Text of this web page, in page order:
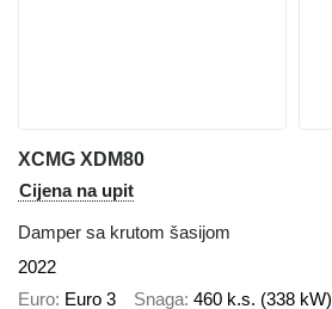
XCMG XDM80
Cijena na upit
Damper sa krutom šasijom
2022
Euro Euro 3 Snaga 460 k.s. (338 kW)